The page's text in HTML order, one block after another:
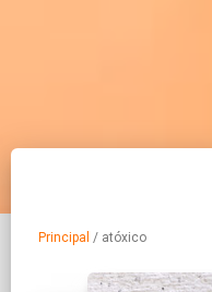
Principal / atóxico